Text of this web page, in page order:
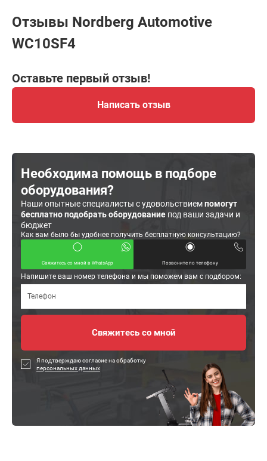
Отзывы Nordberg Automotive
WC10SF4
Оставьте первый отзыв!
Написать отзыв
Необходима помощь в подборе
оборудования?
Наши опытные специалисты с удовольствиемпомогут
бесплатно подобрать оборудование под ваши задачи и
бюджет
Как вам было бы удобнее получить бесплатную консультацию?
Свяжитесь со мной в WhatsApp Позвоните по телефону
Напишите ваш номер телефона и мы поможем вам с подбором:
Я подтверждаю согласие на обработку
персональных данных